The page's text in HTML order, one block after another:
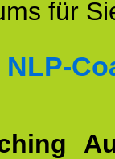
für